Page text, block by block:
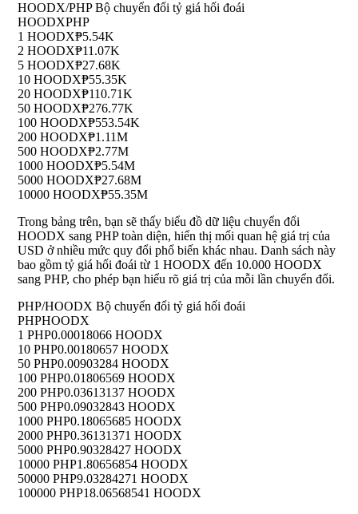
HOODX/PHP Bộ chuyển đổi tỷ giá hối đoái
HOODXPHP
1 HOODX₱5.54K
2 HOODX₱11.07K
5 HOODX₱27.68K
10 HOODX₱55.35K
20 HOODX₱110.71K
50 HOODX₱276.77K
100 HOODX₱553.54K
200 HOODX₱1.11M
500 HOODX₱2.77M
1000 HOODX₱5.54M
5000 HOODX₱27.68M
10000 HOODX₱55.35M
Trong bảng trên, bạn sẽ thấy biểu đồ dữ liệu chuyển đổi
HOODX sang PHP toàn diện, hiển thị mối quan hệ giá trị của
USD ở nhiều mức quy đổi phổ biến khác nhau. Danh sách này
bao gồm tỷ giá hối đoái từ 1 HOODX đến 10.000 HOODX
sang PHP, cho phép bạn hiểu rõ giá trị của mỗi lần chuyển đổi.
PHP/HOODX Bộ chuyển đổi tỷ giá hối đoái
PHPHOODX
1 PHP0.00018066 HOODX
10 PHP0.00180657 HOODX
50 PHP0.00903284 HOODX
100 PHP0.01806569 HOODX
200 PHP0.03613137 HOODX
500 PHP0.09032843 HOODX
1000 PHP0.18065685 HOODX
2000 PHP0.36131371 HOODX
5000 PHP0.90328427 HOODX
10000 PHP1.80656854 HOODX
50000 PHP9.03284271 HOODX
100000 PHP18.06568541 HOODX